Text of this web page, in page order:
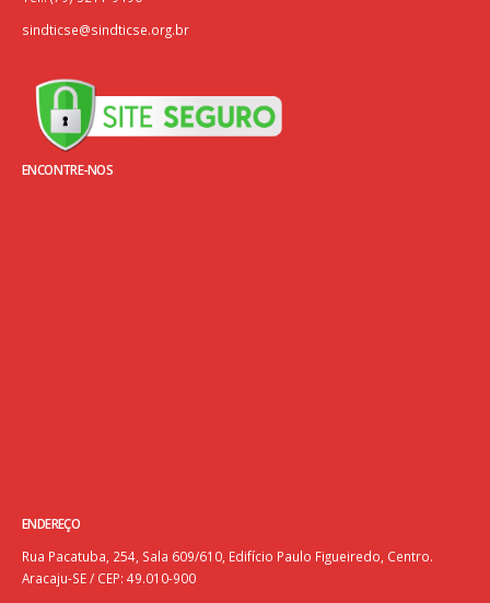
sindticse@sindticse.org.br
ENCONTRE-NOS
ENDEREÇO
Rua Pacatuba, 254, Sala 609/610, Edifício Paulo Figueiredo, Centro.
Aracaju-SE / CEP: 49.010-900